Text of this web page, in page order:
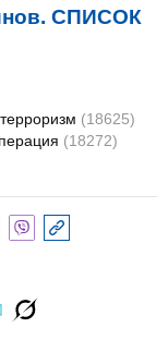
СПИСОК
терроризм (18625)
(18272)